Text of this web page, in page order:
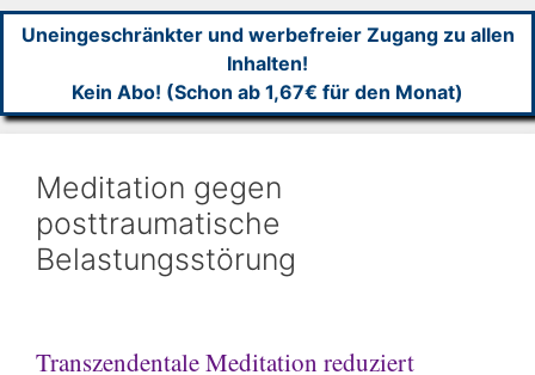
Uneingeschränkter und werbefreier Zugang zu allen
Inhalten!
Kein Abo! (Schon ab 1,67€ für den Monat)
Meditation gegen
posttraumatische
Belastungsstörung
Transzendentale Meditation reduziert